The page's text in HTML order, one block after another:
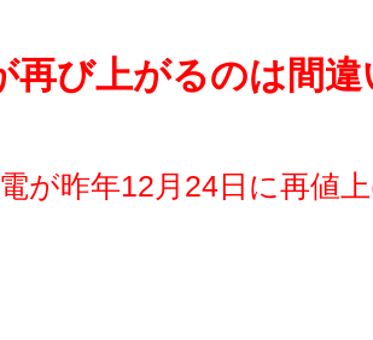
再び上がるのは間
が昨年12月24日に再値